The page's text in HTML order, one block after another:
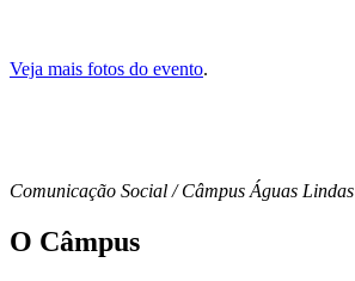
Veja mais fotos do evento.
Comunicação Social / Câmpus Águas Lindas
O Câmpus